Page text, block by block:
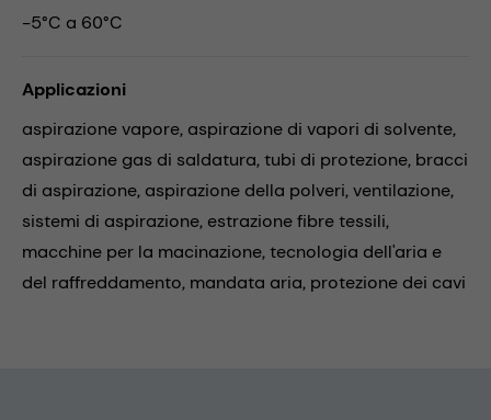
-5°C a 60°C
Applicazioni
aspirazione vapore, aspirazione di vapori di solvente,
aspirazione gas di saldatura,tubi di protezione, bracci
di aspirazione, aspirazione della polveri,ventilazione,
sistemi di aspirazione, estrazione fibre tessili,
macchine per la macinazione,tecnologia dell'aria e
del raffreddamento, mandata aria, protezione dei cavi